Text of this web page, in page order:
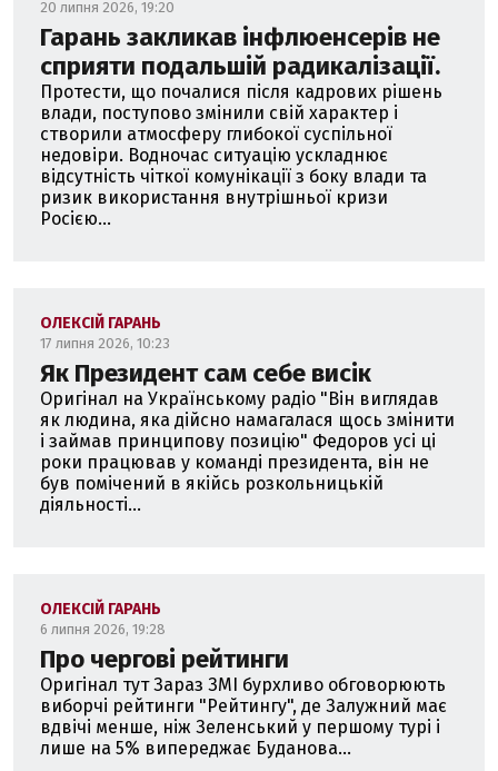
20 липня 2026, 19:20
Гарань закликав інфлюенсерів не
сприяти подальшій радикалізації.
Протести, що почалися після кадрових рішень
влади, поступово змінили свій характер і
створили атмосферу глибокої суспільної
недовіри. Водночас ситуацію ускладнює
відсутність чіткої комунікації з боку влади та
ризик використання внутрішньої кризи
Росією...
ОЛЕКСІЙ ГАРАНЬ
17 липня 2026, 10:23
Як Президент сам себе висік
Оригінал на Українському радіо "Він виглядав
як людина, яка дійсно намагалася щось змінити
і займав принципову позицію" Федоров усі ці
роки працював у команді президента, він не
був помічений в якійсь розкольницькій
діяльності...
ОЛЕКСІЙ ГАРАНЬ
6 липня 2026, 19:28
Про чергові рейтинги
Оригінал тут Зараз ЗМІ бурхливо обговорюють
виборчі рейтинги "Рейтингу", де Залужний має
вдвічі менше, ніж Зеленський у першому турі і
лише на 5% випереджає Буданова...